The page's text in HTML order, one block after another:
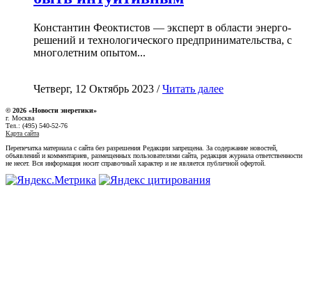
Константин Феоктистов — эксперт в области энерго-
решений и технологического предпринимательства, с
многолетним опытом...
Четверг, 12 Октябрь 2023 /Читать далее
© 2026 «Новости энеретики»
г. Москва
Тел.: (495) 540-52-76
Карта сайта
Перепечатка материала с сайта без разрешения Редакции запрещена. За содержание новостей,
объявлений и комментариев, размещенных пользователями сайта, редакция журнала ответственности
не несет. Вся информация носит справочный характер и не является публичной офертой.